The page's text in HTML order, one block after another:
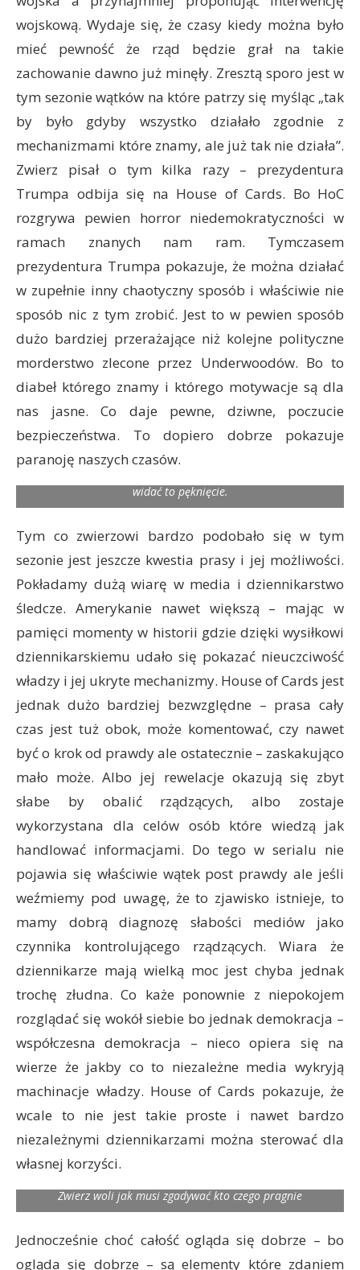
wojskową. Wydaje się, że czasy kiedy można było
mieć pewność że rząd będzie grał na takie
zachowanie dawno już minęły. Zresztą sporo jest w
tym sezonie wątków na które patrzy się myśląc „tak
by było gdyby wszystko działało zgodnie z
mechanizmami które znamy, ale już tak nie działa”.
Zwierz pisał o tym kilka razy – prezydentura
Trumpa odbija się na House of Cards. Bo HoC
rozgrywa pewien horror niedemokratyczności w
ramach znanych nam ram. Tymczasem
prezydentura Trumpa pokazuje, że można działać
w zupełnie inny chaotyczny sposób i właściwie nie
sposób nic z tym zrobić. Jest to w pewien sposób
dużo bardziej przerażające niż kolejne polityczne
morderstwo zlecone przez Underwoodów. Bo to
diabeł którego znamy i którego motywacje są dla
nas jasne. Co daje pewne, dziwne, poczucie
bezpieczeństwa. To dopiero dobrze pokazuje
paranoję naszych czasów.
Niektóre wątki – choć bardzo dobrze napisane wydają się
trochę urwane. Ten sezon bardzo wyraźnie rozpada się na
dwie części. Gdyby oglądać z tygodnia na tydzień to by nie
widać to pęknięcie.
Tym co zwierzowi bardzo podobało się w tym
sezonie jest jeszcze kwestia prasy i jej możliwości.
Pokładamy dużą wiarę w media i dziennikarstwo
śledcze. Amerykanie nawet większą – mając w
pamięci momenty w historii gdzie dzięki wysiłkowi
dziennikarskiemu udało się pokazać nieuczciwość
władzy i jej ukryte mechanizmy. House of Cards jest
jednak dużo bardziej bezwzględne – prasa cały
czas jest tuż obok, może komentować, czy nawet
być o krok od prawdy ale ostatecznie – zaskakująco
mało może. Albo jej rewelacje okazują się zbyt
słabe by obalić rządzących, albo zostaje
wykorzystana dla celów osób które wiedzą jak
handlować informacjami. Do tego w serialu nie
pojawia się właściwie wątek post prawdy ale jeśli
weźmiemy pod uwagę, że to zjawisko istnieje, to
mamy dobrą diagnozę słabości mediów jako
czynnika kontrolującego rządzących. Wiara że
dziennikarze mają wielką moc jest chyba jednak
trochę złudna. Co każe ponownie z niepokojem
rozglądać się wokół siebie bo jednak demokracja –
współczesna demokracja – nieco opiera się na
wierze że jakby co to niezależne media wykryją
machinacje władzy. House of Cards pokazuje, że
wcale to nie jest takie proste i nawet bardzo
niezależnymi dziennikarzami można sterować dla
własnej korzyści.
Zdaniem zwierza niektóre nowe postacie są nieco za bardzo
Zwierz woli jak musi zgadywać kto czego pragnie
Jednocześnie choć całość ogląda się dobrze – bo
ogląda się dobrze – są elementy które zdaniem